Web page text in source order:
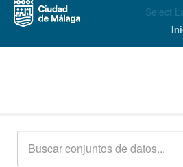
Select